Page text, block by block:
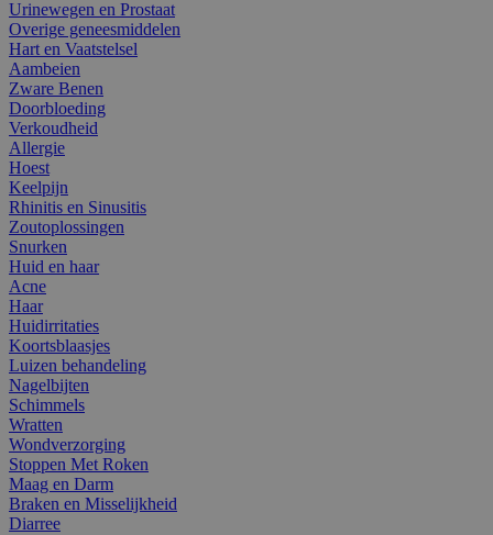
Urinewegen en Prostaat
Overige geneesmiddelen
Hart en Vaatstelsel
Aambeien
Zware Benen
Doorbloeding
Verkoudheid
Allergie
Hoest
Keelpijn
Rhinitis en Sinusitis
Zoutoplossingen
Snurken
Huid en haar
Acne
Haar
Huidirritaties
Koortsblaasjes
Luizen behandeling
Nagelbijten
Schimmels
Wratten
Wondverzorging
Stoppen Met Roken
Maag en Darm
Braken en Misselijkheid
Diarree